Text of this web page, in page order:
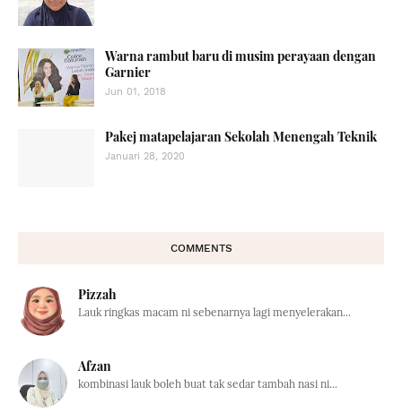
Warna rambut baru di musim perayaan dengan
Garnier
Jun 01, 2018
Pakej matapelajaran Sekolah Menengah Teknik
Januari 28, 2020
COMMENTS
Pizzah
Lauk ringkas macam ni sebenarnya lagi menyelerakan...
Afzan
kombinasi lauk boleh buat tak sedar tambah nasi ni...